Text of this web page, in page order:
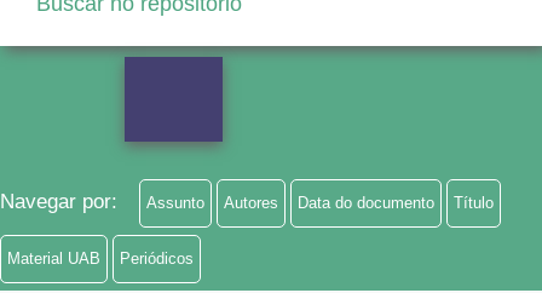
Navegar por: Assunto Autores Data do documento Título
Material UAB Periódicos